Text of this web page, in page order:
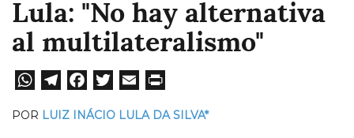
Lula: "No hay alternativa
al multilateralismo"
W
Te
Fa
ce
POR LUIZ INÁCIO LULA DA SILVA*